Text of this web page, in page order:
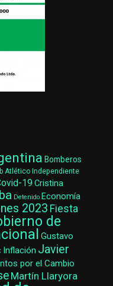
Bomberos
Atlético Independiente
19 Cristina
Detenido Economía
2023 Fiesta
de
Gustavo
Inflación Javier
por el Cambio
Martín Llaryora